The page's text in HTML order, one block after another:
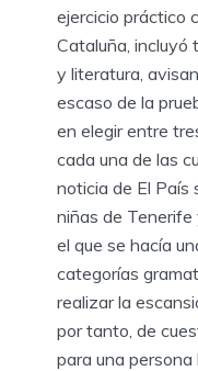
ejercicio práctico
Cataluña, incluyó
y literatura,
escaso de la
en elegir entre
cada una de las
noticia de El País
niñas de
el que se hacía
categorías
realizar la
por tanto, de
para una persona